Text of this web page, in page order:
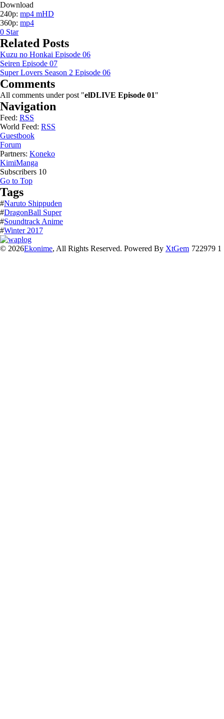
Download
240p: mp4 mHD
360p: mp4
0 Star
Related Posts
Kuzu no Honkai Episode 06
Seiren Episode 07
Super Lovers Season 2 Episode 06
Comments
All comments under post "elDLIVE Episode 01"
Navigation
Feed: RSS
World Feed: RSS
Guestbook
Forum
Partners: Koneko
KimiManga
Subscribers 10
Go to Top
Tags
#Naruto Shippuden
#DragonBall Super
#Soundtrack Anime
#Winter 2017
© 2026Ekonime, All Rights Reserved. Powered By XtGem 722979 1